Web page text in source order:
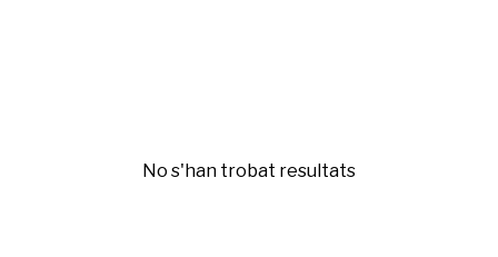
No s'han trobat resultats